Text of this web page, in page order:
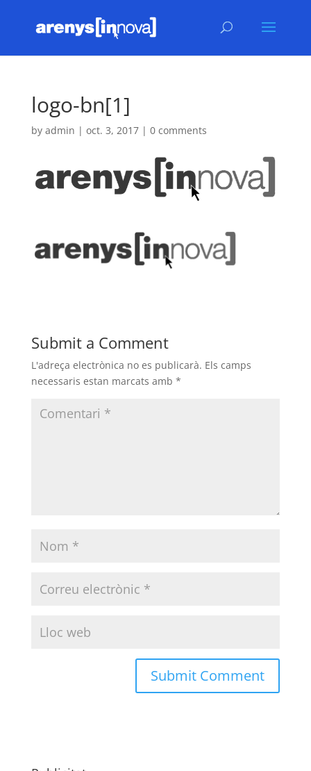
logo-bn[1]
by admin | oct. 3, 2017| 0 comments
Submit a Comment
L'adreça electrònica no es publicarà. Els camps
necessaris estan marcats amb *